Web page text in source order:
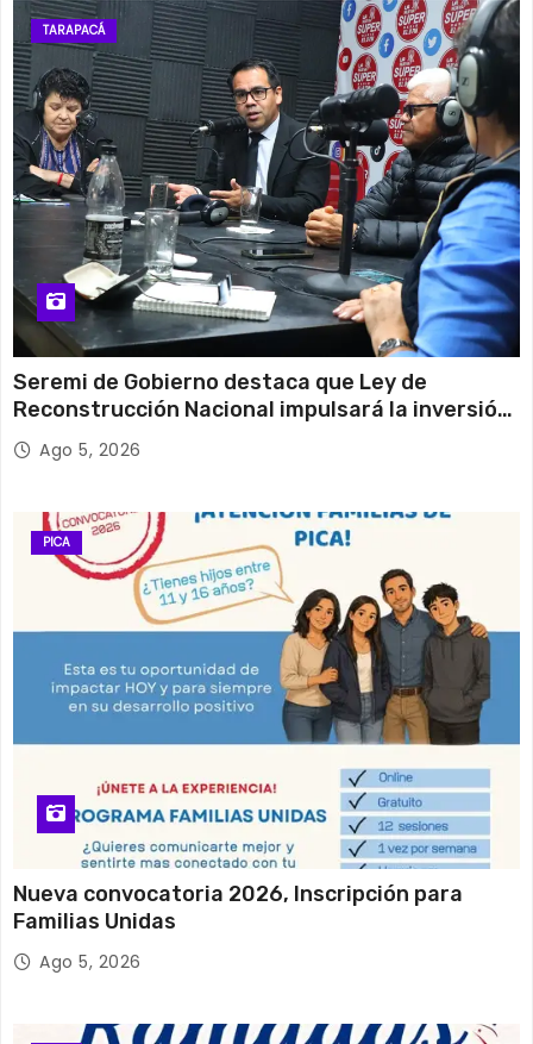
TARAPACÁ
Seremi de Gobierno destaca que Ley de
Reconstrucción Nacional impulsará la inversión
y el empleo en Tarapacá
Ago 5, 2026
PICA
Nueva convocatoria 2026, Inscripción para
Familias Unidas
Ago 5, 2026